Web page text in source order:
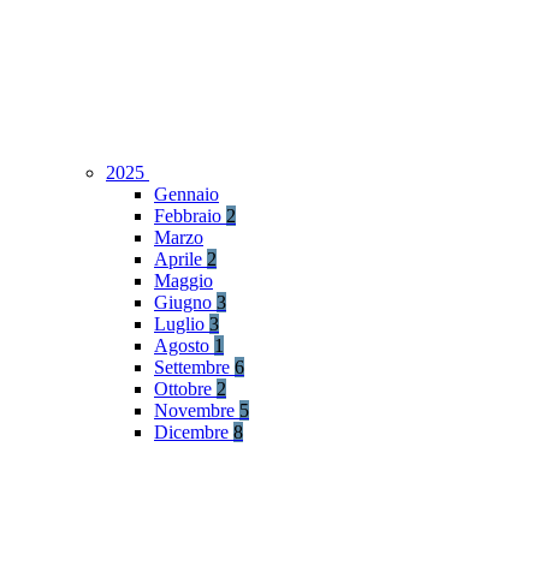
2025
Gennaio
Febbraio 2
Marzo
Aprile 2
Maggio
Giugno 3
Luglio 3
Agosto 1
Settembre 6
Ottobre 2
Novembre 5
Dicembre 8